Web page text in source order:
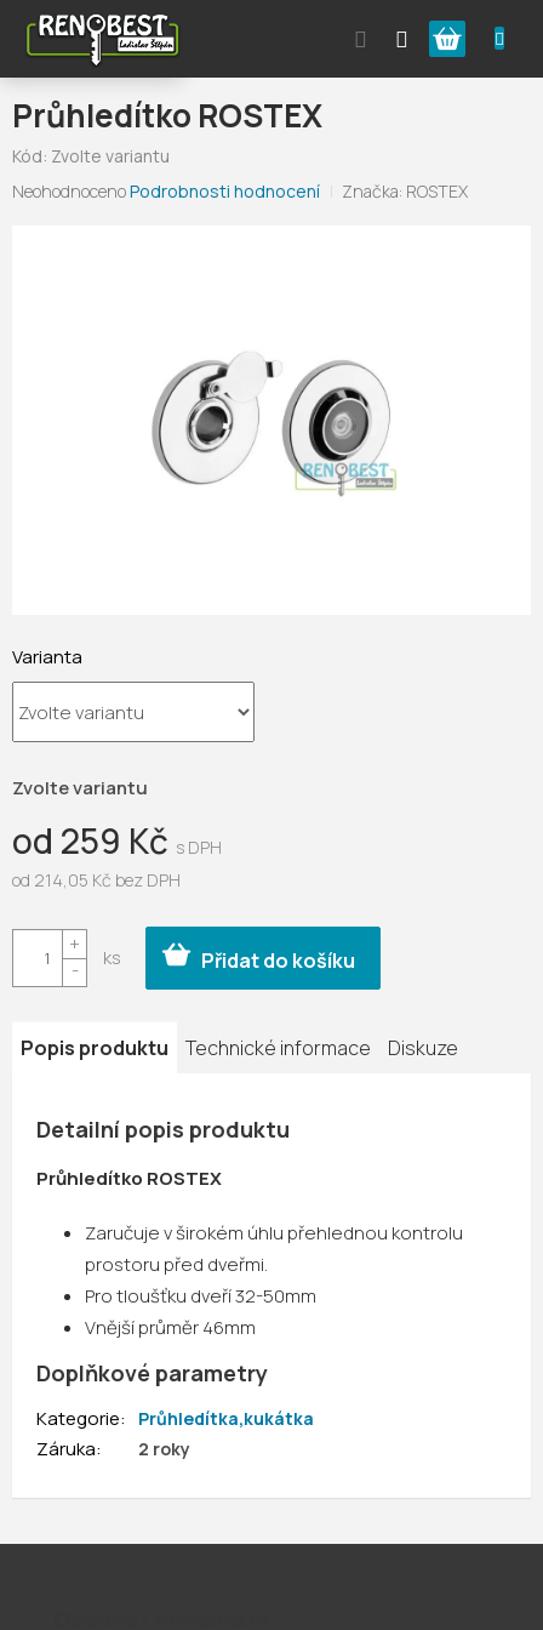
obsah
Nákupní
košík
Průhledítko ROSTEX
Kód: Zvolte variantu
Průměrné
NeohodnocenoPodrobnosti hodnocení Značka: ROSTEX
od 259 Kč
od 214,05 Kč bez DPH
cena:
Zvolte variantu
Varianta
Přidat do košíku
Popis produktu Technické informace Diskuze
Detailní popis produktu
Průhledítko ROSTEX
Zaručuje v širokém úhlu přehlednou kontrolu
prostoru před dveřmi.
Pro tloušťku dveří 32-50mm
Vnější průměr 46mm
Doplňkové parametry
Kategorie: Průhledítka,kukátka
Záruka: 2 roky